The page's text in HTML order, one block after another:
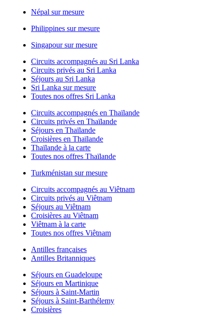
Népal sur mesure
Philippines sur mesure
Singapour sur mesure
Circuits accompagnés au Sri Lanka
Circuits privés au Sri Lanka
Séjours au Sri Lanka
Sri Lanka sur mesure
Toutes nos offres Sri Lanka
Circuits accompagnés en Thaïlande
Circuits privés en Thaïlande
Séjours en Thaïlande
Croisières en Thaïlande
Thaïlande à la carte
Toutes nos offres Thaïlande
Turkménistan sur mesure
Circuits accompagnés au Viêtnam
Circuits privés au Viêtnam
Séjours au Viêtnam
Croisières au Viêtnam
Viêtnam à la carte
Toutes nos offres Viêtnam
Antilles françaises
Antilles Britanniques
Séjours en Guadeloupe
Séjours en Martinique
Séjours à Saint-Martin
Séjours à Saint-Barthélemy
Croisières